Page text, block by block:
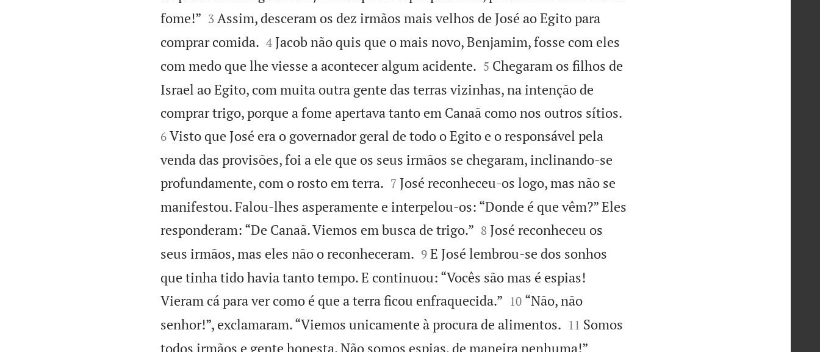
fome!”
3 Assim, desceram os dez irmãos mais velhos de José ao Egito para
comprar comida.
4 Jacob não quis que o mais novo, Benjamim, fosse com eles
com medo que lhe viesse a acontecer algum acidente.
5 Chegaram os filhos de
Israel ao Egito, com muita outra gente das terras vizinhas, na intenção de
comprar trigo, porque a fome apertava tanto em Canaã como nos outros sítios.
6 Visto que José era o governador geral de todo o Egito e o responsável pela
venda das provisões, foi a ele que os seus irmãos se chegaram, inclinando-se
profundamente, com o rosto em terra.
7 José reconheceu-os logo, mas não se
manifestou. Falou-lhes asperamente e interpelou-os: “Donde é que vêm?” Eles
responderam: “De Canaã. Viemos em busca de trigo.”
8 José reconheceu os
seus irmãos, mas eles não o reconheceram.
9 E José lembrou-se dos sonhos
que tinha tido havia tanto tempo. E continuou: “Vocês são mas é espias!
Vieram cá para ver como é que a terra ficou enfraquecida.”
10 “Não, não
senhor!”, exclamaram. “Viemos unicamente à procura de alimentos.
11 Somos
todos irmãos e gente honesta. Não somos espias, de maneira nenhuma!”